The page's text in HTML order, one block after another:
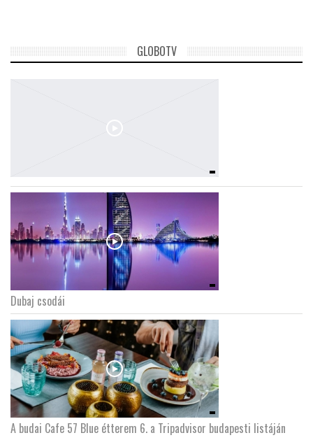
GLOBOTV
Dubaj csodái
A budai Cafe 57 Blue étterem 6. a Tripadvisor budapesti listáján